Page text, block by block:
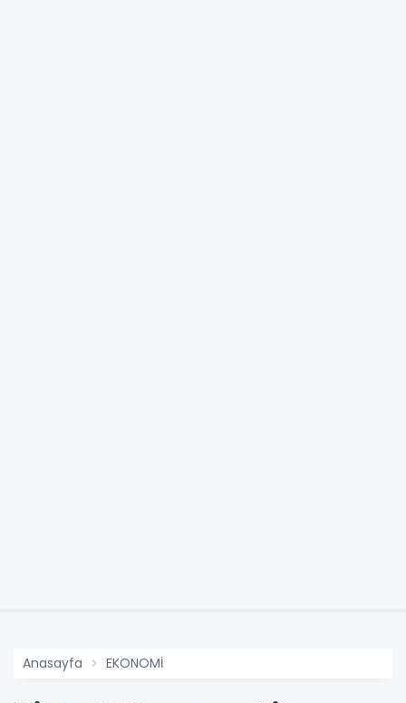
Anasayfa EKONOMİ